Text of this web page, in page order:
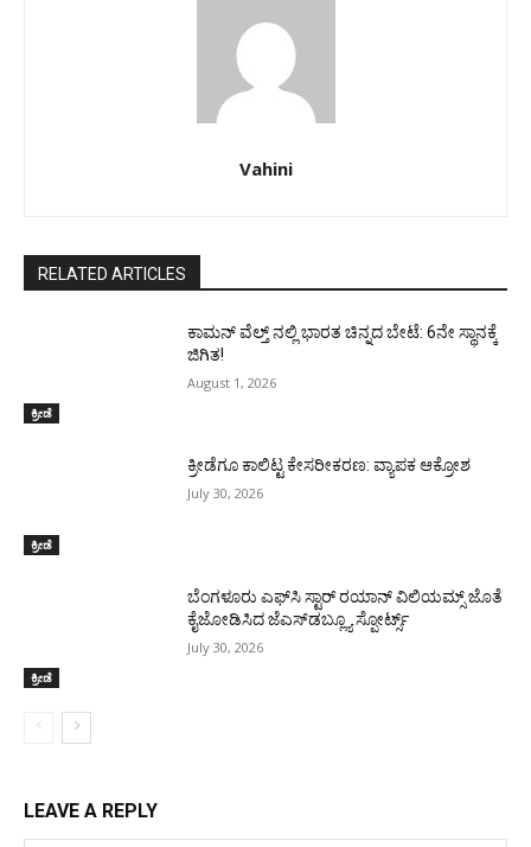
Vahini
RELATED ARTICLES
ಕ್ರೀಡೆ
ಕಾಮನ್ ವೆಲ್ತ್ ನಲ್ಲಿ ಭಾರತ ಚಿನ್ನದ ಬೇಟೆ: 6ನೇ ಸ್ಥಾನಕ್ಕೆ
ಜಿಗಿತ!
August 1, 2026
ಕ್ರೀಡೆ
ಕ್ರೀಡೆಗೂ ಕಾಲಿಟ್ಟ ಕೇಸರೀಕರಣ: ವ್ಯಾಪಕ ಆಕ್ರೋಶ
July 30, 2026
ಕ್ರೀಡೆ
ಬೆಂಗಳೂರು ಎಫ್‌ಸಿ ಸ್ಟಾರ್ ರಯಾನ್ ವಿಲಿಯಮ್ಸ್ ಜೊತೆ
ಕೈಜೋಡಿಸಿದ ಜೆಎಸ್‌ಡಬ್ಲ್ಯೂ ಸ್ಪೋರ್ಟ್ಸ್
July 30, 2026
LEAVE A REPLY